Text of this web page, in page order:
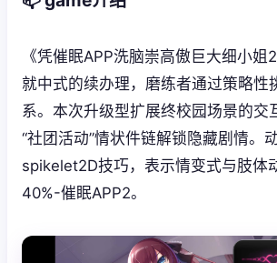
《凭催眠APP洗脑崇高傲巨大细小姐
就中式的续办理，磨练者通过策略性
系。本次升级型扩展终校园场景的交
“社团活动”情状件链解锁隐藏剧情。
spikelet2D技巧，表示情变式与肢体
40%-催眠APP2。